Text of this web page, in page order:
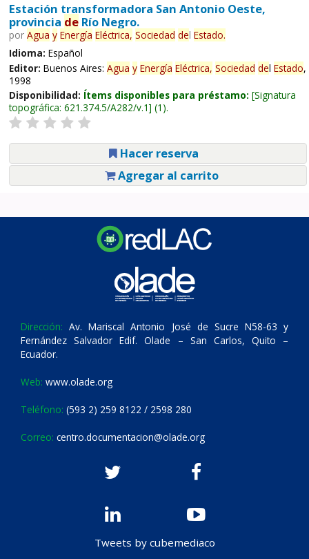
Estación transformadora San Antonio Oeste,
provincia deRío Negro.
por Agua y Energía Eléctrica, Sociedad del Estado.
Idioma: Español
Editor: Buenos Aires: Agua y Energía Eléctrica, Sociedad del Estado,
1998
Disponibilidad: Ítems disponibles para préstamo: Signatura
topográfica: 621.374.5/A282/v.1 (1).
Hacer reserva
Agregar al carrito
Dirección: Av. Mariscal Antonio José de Sucre N58-63 y
Fernández Salvador Edif. Olade – San Carlos, Quito –
Ecuador.
Web: www.olade.org
Teléfono: (593 2) 259 8122 / 2598 280
Correo: centro.documentacion@olade.org
Tweets by cubemediaco